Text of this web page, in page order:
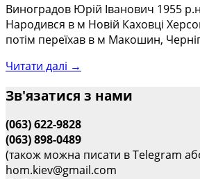
Виноградов Юрій Іванович 1955
Народився в м Новій Каховці
потім переїхав в м Макошин,
Читати далі →
Зв'язатися з нами
(063) 622-9828
(063) 898-0489
(також можна писати в Telegram
hom.kiev@gmail.com